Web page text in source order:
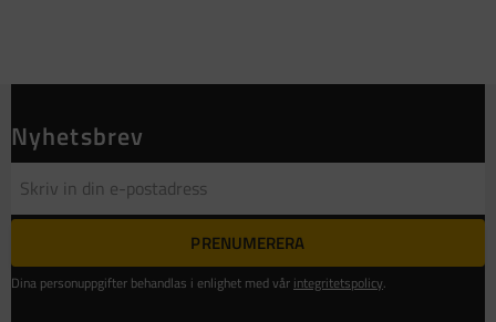
Nyhetsbrev
PRENUMERERA
Dina personuppgifter behandlas i enlighet med vår integritetspolicy.